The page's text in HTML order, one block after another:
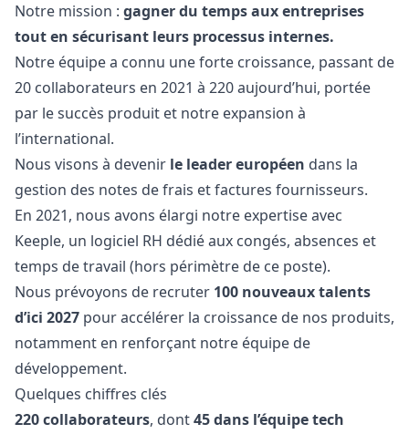
Notre mission : gagner du temps aux entreprises
tout en sécurisant leurs processus internes.
Notre équipe a connu une forte croissance, passant de
20 collaborateurs en 2021 à 220 aujourd’hui, portée
par le succès produit et notre expansion à
l’international.
Nous visons à devenir le leader européen dans la
gestion des notes de frais et factures fournisseurs.
En 2021, nous avons élargi notre expertise avec
Keeple, un logiciel RH dédié aux congés, absences et
temps de travail (hors périmètre de ce poste).
Nous prévoyons de recruter 100 nouveaux talents
d’ici 2027 pour accélérer la croissance de nos produits,
notamment en renforçant notre équipe de
développement.
Quelques chiffres clés
220 collaborateurs, dont45 dans l’équipe tech